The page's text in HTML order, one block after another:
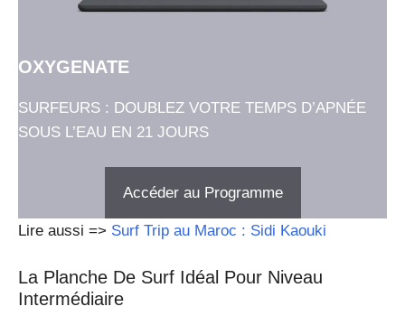
OXYGENATE
SURFEURS : DOUBLEZ VOTRE TEMPS D’APNÉE
SOUS L’EAU EN 21 JOURS
Accéder au Programme
Lire aussi => Surf Trip au Maroc : Sidi Kaouki
La Planche De Surf Idéal Pour Niveau
Intermédiaire